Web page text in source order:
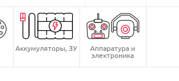
Аккумуляторы, ЗУ Аппаратура и
электроника